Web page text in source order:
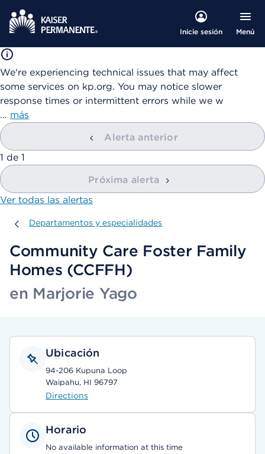
Inicie sesión Menú
We're experiencing technical issues that may affect
some services on kp.org. You may notice slower
response times or intermittent errors while we w
… más
Alerta anterior
mostrando
1 de 1
Próxima alerta
Ver todas las alertas
Departamentos y especialidades
Departamentos y especialidades
Community Care Foster Family
Homes (CCFFH)
en Marjorie Yago
Ubicación
94-206 Kupuna Loop
Waipahu, HI 96797
Directions
Horario
No available information at this time